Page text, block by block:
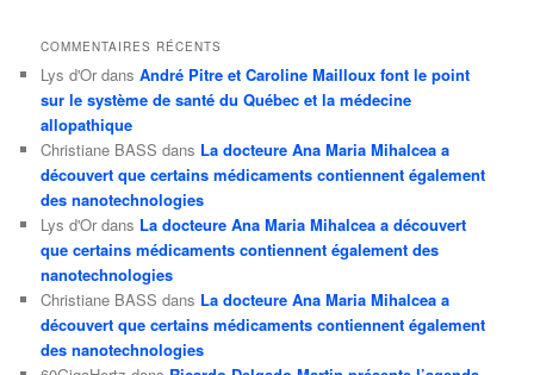
COMMENTAIRES RÉCENTS
Lys d'Or dansAndré Pitre et Caroline Mailloux font le point
sur le système de santé du Québec et la médecine
allopathique
Christiane BASS dans La docteure Ana Maria Mihalcea a
découvert que certains médicaments contiennent également
des nanotechnologies
Lys d'Or dans La docteure Ana Maria Mihalcea a découvert
que certains médicaments contiennent également des
nanotechnologies
Christiane BASS dans La docteure Ana Maria Mihalcea a
découvert que certains médicaments contiennent également
des nanotechnologies